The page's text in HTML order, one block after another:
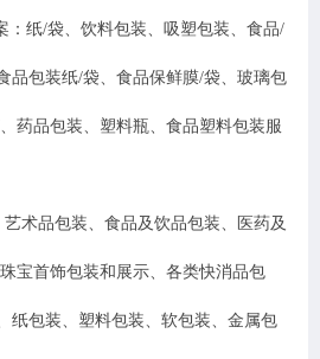
：纸/袋、饮料包装、吸塑包装、食品/
品包装纸/袋、食品保鲜膜/袋、玻璃包
药品包装、塑料瓶、食品塑料包装服
术品包装、食品及饮品包装、医药及
宝首饰包装和展示、各类快消品包
纸包装、塑料包装、软包装、金属包